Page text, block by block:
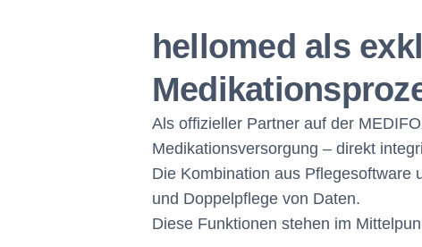
hellomed als
Als offizieller Partner auf der
Medikationsversorgung – direkt
Die Kombination aus Pflegesoftware
und Doppelpflege von Daten.
Diese Funktionen stehen im